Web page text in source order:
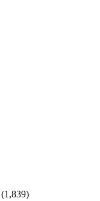
(1,839)